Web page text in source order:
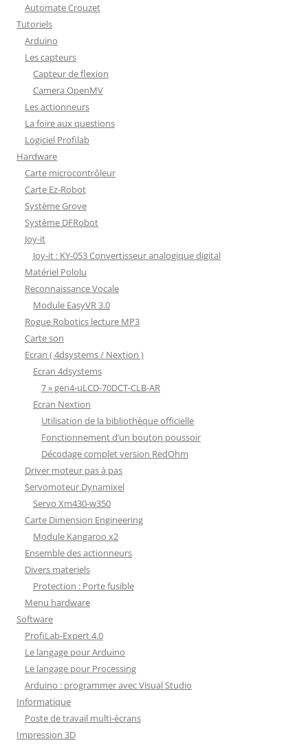
Automate Crouzet
Tutoriels
Arduino
Les capteurs
Capteur de flexion
Camera OpenMV
Les actionneurs
La foire aux questions
Logiciel Profilab
Hardware
Carte microcontrôleur
Carte Ez-Robot
Système Grove
Système DFRobot
Joy-it
Joy-it : KY-053 Convertisseur analogique digital
Matériel Pololu
Reconnaissance Vocale
Module EasyVR 3.0
Rogue Robotics lecture MP3
Carte son
Ecran ( 4dsystems / Nextion )
Ecran 4dsystems
7 » gen4-uLCD-70DCT-CLB-AR
Ecran Nextion
Utilisation de la bibliothèque officielle
Fonctionnement d’un bouton poussoir
Décodage complet version RedOhm
Driver moteur pas à pas
Servomoteur Dynamixel
Servo Xm430-w350
Carte Dimension Engineering
Module Kangaroo x2
Ensemble des actionneurs
Divers materiels
Protection : Porte fusible
Menu hardware
Software
ProfiLab-Expert 4.0
Le langage pour Arduino
Le langage pour Processing
Arduino : programmer avec Visual Studio
Informatique
Poste de travail multi-écrans
Impression 3D